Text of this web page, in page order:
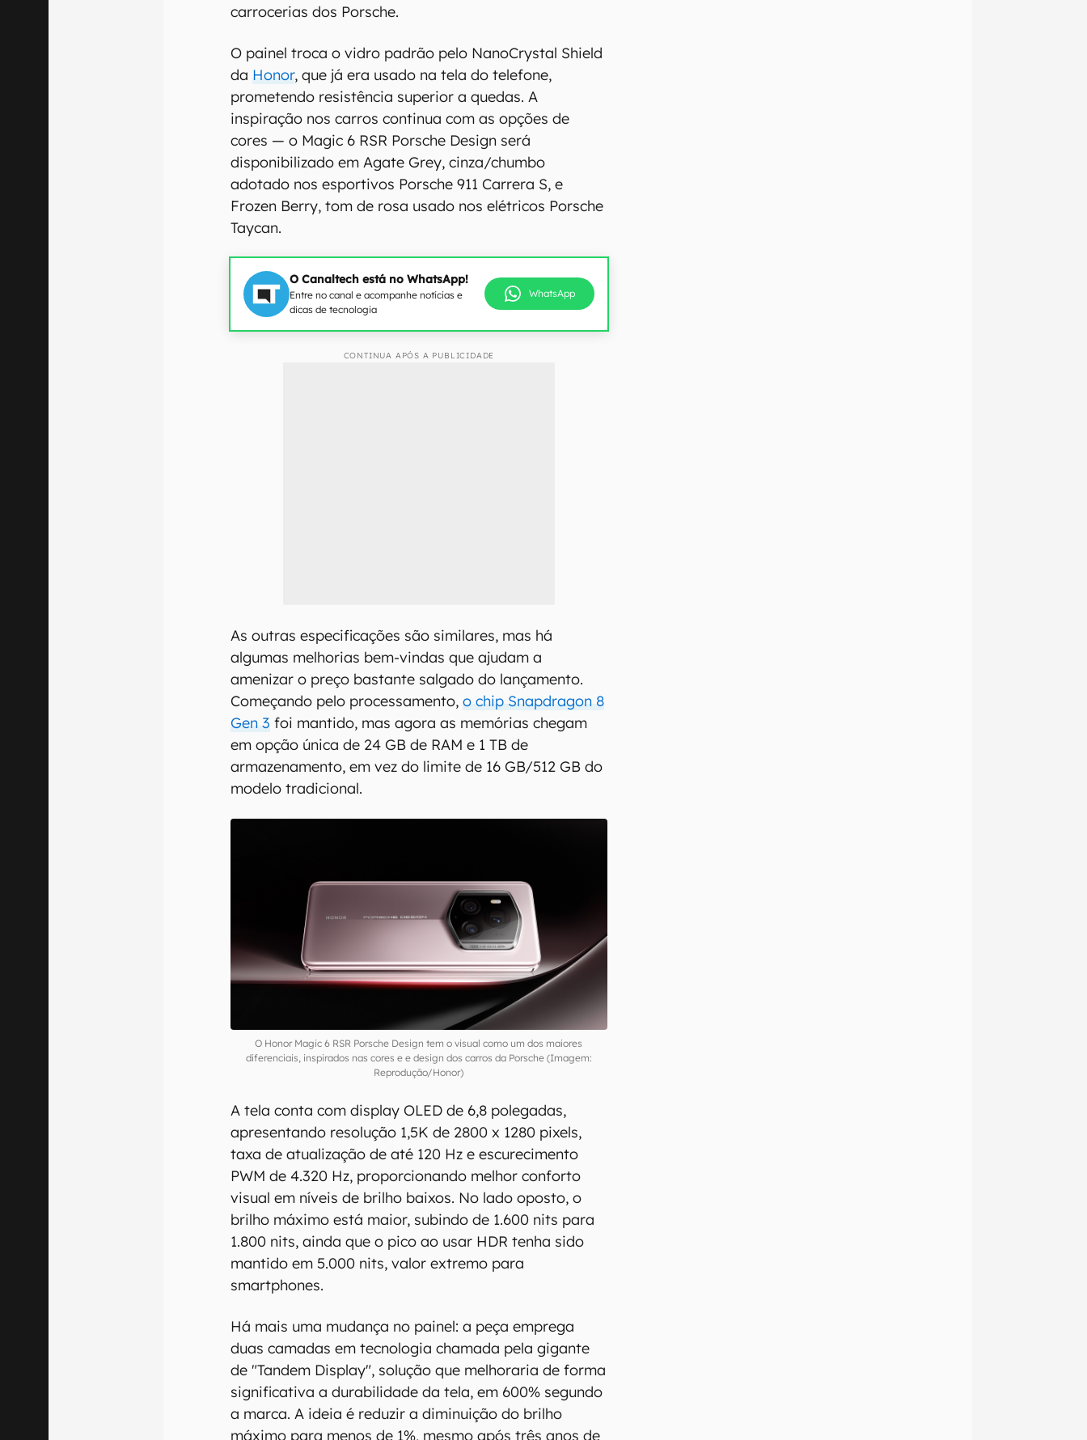
carrocerias dos Porsche.
O painel troca o vidro padrão pelo NanoCrystal Shield
da Honor, que já era usado na tela do telefone,
prometendo resistência superior a quedas. A
inspiração nos carros continua com as opções de
cores — o Magic 6 RSR Porsche Design será
disponibilizado em Agate Grey, cinza/chumbo
adotado nos esportivos Porsche 911 Carrera S, e
Frozen Berry, tom de rosa usado nos elétricos Porsche
Taycan.
O Canaltech está no WhatsApp!
Entre no canal e acompanhe notícias e
dicas de tecnologia
WhatsApp
CONTINUA APÓS A PUBLICIDADE
As outras especificações são similares, mas há
algumas melhorias bem-vindas que ajudam a
amenizar o preço bastante salgado do lançamento.
Começando pelo processamento,o chip Snapdragon 8
Gen 3 foi mantido, mas agora as memórias chegam
em opção única de 24 GB de RAM e 1 TB de
armazenamento, em vez do limite de 16 GB/512 GB do
modelo tradicional.
O Honor Magic 6 RSR Porsche Design tem o visual como um dos maiores
diferenciais, inspirados nas cores e e design dos carros da Porsche (Imagem:
Reprodução/Honor)
A tela conta com display OLED de 6,8 polegadas,
apresentando resolução 1,5K de 2800 x 1280 pixels,
taxa de atualização de até 120 Hz e escurecimento
PWM de 4.320 Hz, proporcionando melhor conforto
visual em níveis de brilho baixos. No lado oposto, o
brilho máximo está maior, subindo de 1.600 nits para
1.800 nits, ainda que o pico ao usar HDR tenha sido
mantido em 5.000 nits, valor extremo para
smartphones.
Há mais uma mudança no painel: a peça emprega
duas camadas em tecnologia chamada pela gigante
de "Tandem Display", solução que melhoraria de forma
significativa a durabilidade da tela, em 600% segundo
a marca. A ideia é reduzir a diminuição do brilho
máximo para menos de 1%, mesmo após três anos de